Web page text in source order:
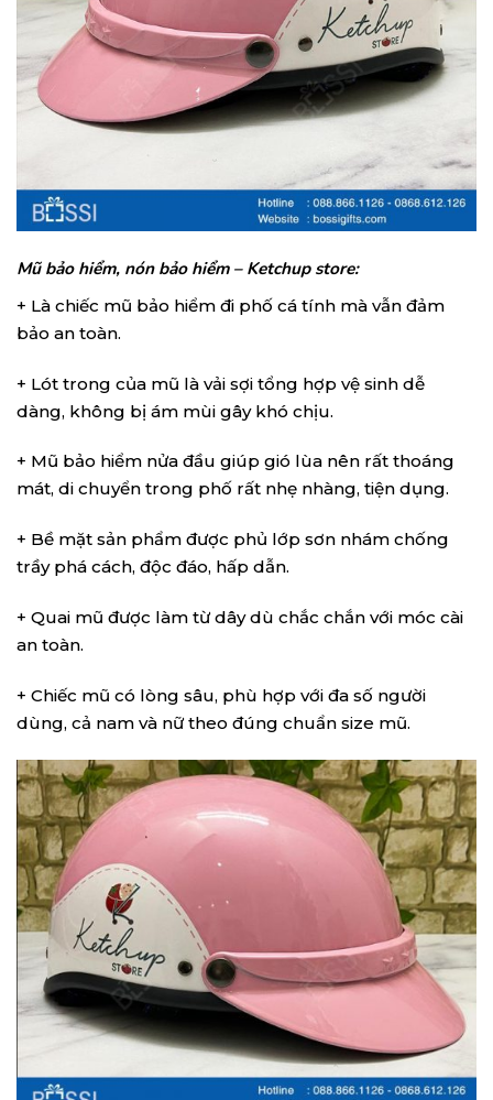
Mũ bảo hiểm, nón bảo hiểm – Ketchup store:
+ Là chiếc mũ bảo hiểm đi phố cá tính mà vẫn đảm
bảo an toàn.
+ Lót trong của mũ là vải sợi tổng hợp vệ sinh dễ
dàng, không bị ám mùi gây khó chịu.
+ Mũ bảo hiểm nửa đầu giúp gió lùa nên rất thoáng
mát, di chuyển trong phố rất nhẹ nhàng, tiện dụng.
+ Bề mặt sản phẩm được phủ lớp sơn nhám chống
trầy phá cách, độc đáo, hấp dẫn.
+ Quai mũ được làm từ dây dù chắc chắn với móc cài
an toàn.
+ Chiếc mũ có lòng sâu, phù hợp với đa số người
dùng, cả nam và nữ theo đúng chuẩn size mũ.